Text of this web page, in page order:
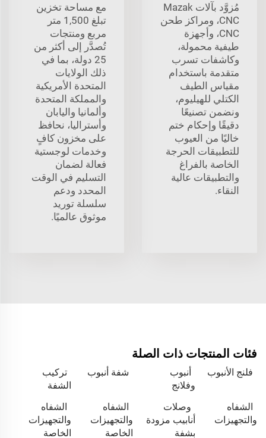
مُزوَّد بآلات Mazak
CNC، ومراكز طحن
CNC، وأجهزة
طيفية محمولة،
وكاشفات تسرب
متقدمة باستخدام
مقياس الطيف
الكتلي للهيليوم،
ونضمن تصنيعًا
دقيقًا وإحكام ختم
خاليًا من العيوب
للتطبيقات الحرجة
الخاصة بالفراغ
والتطبيقات عالية
النقاء.
مع مساحة تخزين
تبلغ 1,500 متر
مربع ومنتجات
تُصدَّر إلى أكثر من
25 دولة، بما في
ذلك الولايات
المتحدة الأمريكية
والمملكة المتحدة
وألمانيا واليابان
وأستراليا، نحافظ
على مخزون كافٍ
وخدمات لوجستية
فعالة لضمان
التسليم في الوقت
المحدد ودعم
سلسلة توريد
موثوق عالميًا.
فئات المنتجات ذات الصلة
فلنج الأنبوب
أنبوب
وفلانج
شفة أنبوب
تركيب
الشفة
الشفاه
والتجهيزات
وصلات
أنابيب مزودة
بشفة
الشفاه
والتجهيزات
الخاصة
الشفاه
والتجهيزات
الخاصة